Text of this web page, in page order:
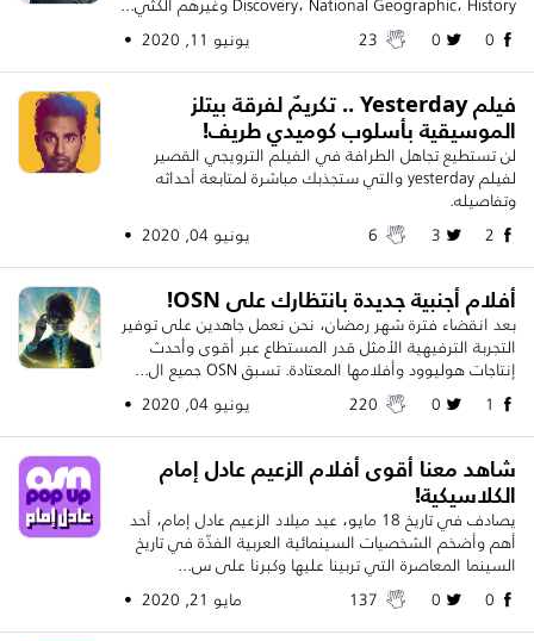
يونيو 11, 2020 •
فيلم Yesterday .. تكريمٌ لفرقة بيتلز
الموسيقية بأسلوب كوميدي طريف!
لن تستطيع تجاهل الطرافة في الفيلم الترويجي القصير
لفيلم yesterday والتي ستجذبك مباشرة لمتابعة أحداثه
وتفاصيله.
يونيو 04, 2020 •
أفلام أجنبية جديدة بانتظارك على OSN!
بعد انقضاء فترة شهر رمضان، نحن نعمل جاهدين على توفير
التجربة الترفيهية الأمثل قدر المستطاع عبر أقوى وأحدث
إنتاجات هوليوود وأفلامها المعتادة. تسبق OSN جميع ال...
يونيو 04, 2020 •
شاهد معنا أقوى أفلام الزعيم عادل إمام
الكلاسيكية!
يصادف في تاريخ 18 مايو، عيد ميلاد الزعيم عادل إمام، أحد
أهم وأضخم الشخصيات السينمائية العربية الفذّة في تاريخ
السينما المعاصرة التي تربينا عليها وكبرنا على س...
مايو 21, 2020 •